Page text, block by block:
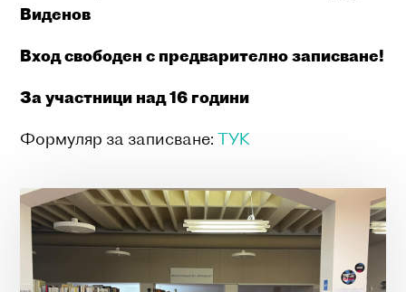
Виденов
Вход свободен с предварително записване!
За участници над 16 години
Формуляр за записване:ТУК